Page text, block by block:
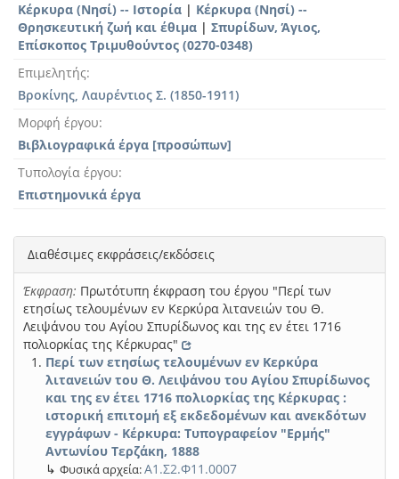
Κέρκυρα (Νησί) -- Ιστορία | Κέρκυρα (Νησί) --
Θρησκευτική ζωή και έθιμα | Σπυρίδων, Άγιος,
Επίσκοπος Τριμυθούντος (0270-0348)
Επιμελητής
Βροκίνης, Λαυρέντιος Σ. (1850-1911)
Μορφή έργου
Βιβλιογραφικά έργα [προσώπων]
Τυπολογία έργου
Επιστημονικά έργα
Διαθέσιμες εκφράσεις/εκδόσεις
Έκφραση: Πρωτότυπη έκφραση του έργου "Περί των
ετησίως τελουμένων εν Κερκύρα λιτανειών του Θ.
Λειψάνου του Αγίου Σπυρίδωνος και της εν έτει 1716
πολιορκίας της Κέρκυρας"
Περί των ετησίως τελουμένων εν Κερκύρα
λιτανειών του Θ. Λειψάνου του Αγίου Σπυρίδωνος
και της εν έτει 1716 πολιορκίας της Κέρκυρας :
ιστορική επιτομή εξ εκδεδομένων και ανεκδότων
εγγράφων - Κέρκυρα: Τυπογραφείον "Ερμής"
Αντωνίου Τερζάκη, 1888
↳ Φυσικά αρχεία:Α1.Σ2.Φ11.0007